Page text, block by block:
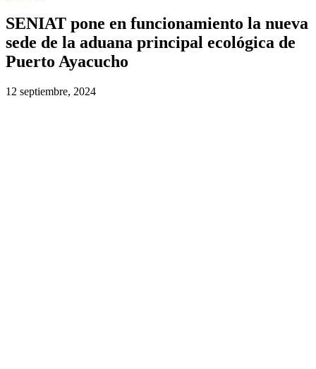
SENIAT pone en funcionamiento la nueva
sede de la aduana principal ecológica de
Puerto Ayacucho
12 septiembre, 2024